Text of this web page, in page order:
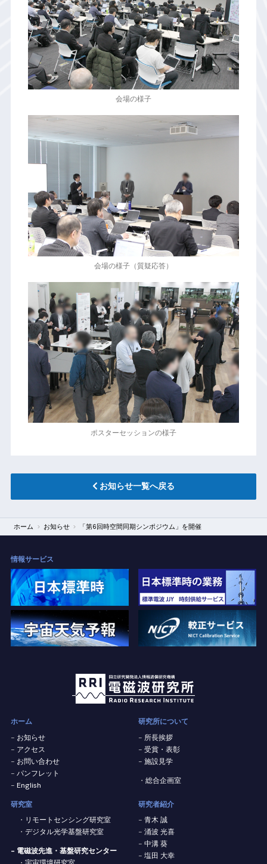
会場の様子
会場の様子（質疑応答）
ポスターセッションの様子
お知らせ一覧へ戻る
ホーム お知らせ 「第6回時空間同期シンポジウム」を開催
情報サービス
ホーム
お知らせ
アクセス
お問い合わせ
パンフレット
English
研究所について
所長挨拶
受賞・表彰
施設見学
総合企画室
研究室
リモートセンシング研究室
デジタル光学基盤研究室
- 電磁波先進・基盤研究センター
研究者紹介
青木 誠
涌波 光喜
中溝 葵
塩田 大幸